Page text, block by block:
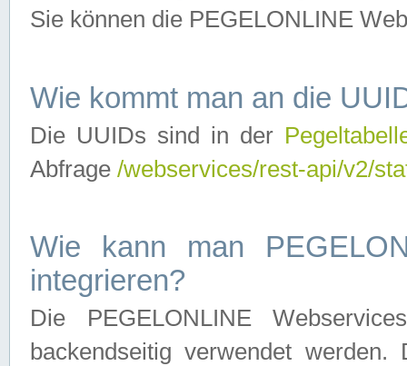
Sie können die PEGELONLINE
Wie kommt man an die
Die UUIDs sind in der
Abfrage /webservices/rest-api/v2/
Wie kann man
integrieren?
Die PEGELONLINE
backendseitig verwendet